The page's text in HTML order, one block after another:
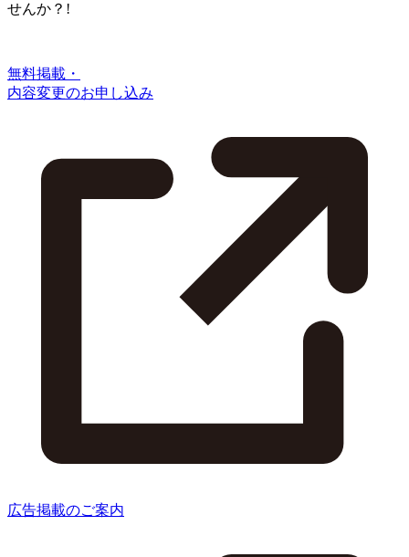
せんか？!
無料掲載・
内容変更のお申し込み
広告掲載のご案内